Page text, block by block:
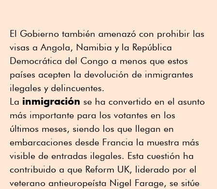
El Gobierno también amenazó con prohibir las
visas a Angola, Namibia y la República
Democrática del Congo a menos que estos
países acepten la devolución de inmigrantes
ilegales y delincuentes.
La inmigración se ha convertido en el asunto
más importante para los votantes en los
últimos meses, siendo los que llegan en
embarcaciones desde Francia la muestra más
visible de entradas ilegales. Esta cuestión ha
contribuido a que Reform UK, liderado por el
veterano antieuropeísta Nigel Farage, se sitúe